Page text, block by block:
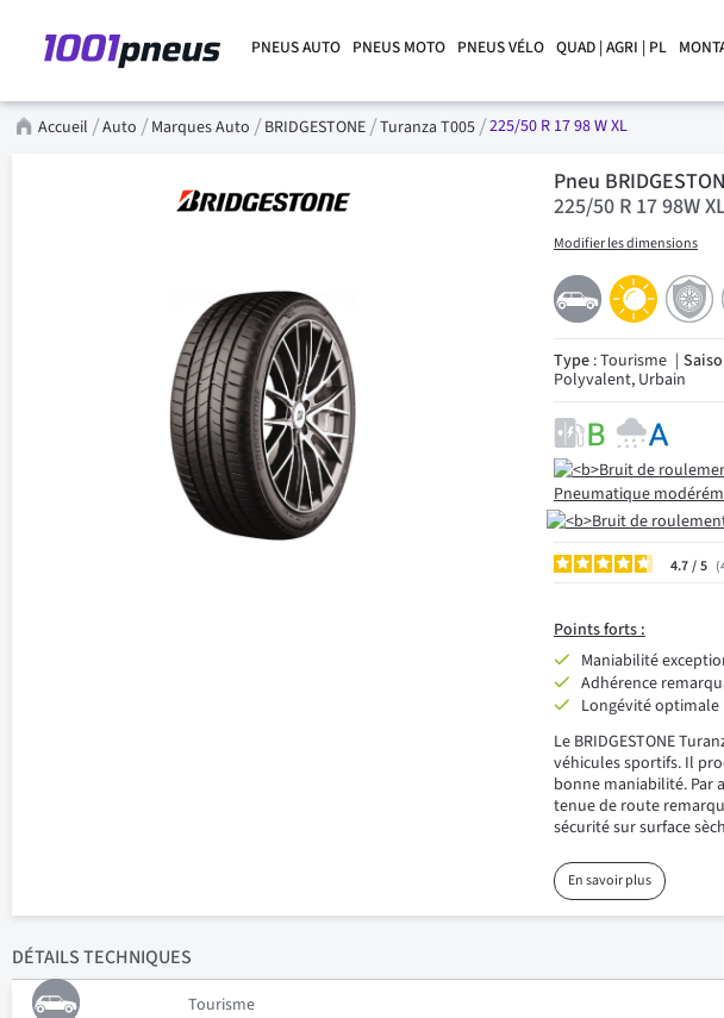
PNEUS AUTO PNEUS MOTO PNEUS VÉLO QUAD | AGRI | PL
Accueil Auto Marques Auto BRIDGESTONE Turanza T005 225/50 R 17 98 W XL
Pneu
225/50 R 17 98W
Modifier les dimensions
Type: Tourisme
Polyvalent, Urbain
4.7/
Points forts :
Maniabilité
Adhérence
Longévité optimale
Le BRIDGESTONE
véhicules sportifs. Il
bonne maniabilité. Par
tenue de route
sécurité sur surface
En savoir plus
DÉTAILSTECHNIQUES
Tourisme